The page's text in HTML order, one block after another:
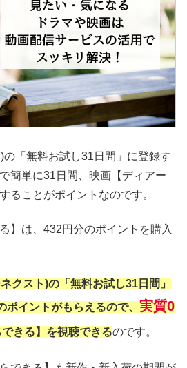
「無料お試し31日間」に登録す
簡単に31日間、映画【ディアー
ることがポイントなのです。
】は、432円分のポイントを購入
クスト)の「無料お試し31日間」
イントがもらえるので、 実質0
きる】を視聴できるのです。